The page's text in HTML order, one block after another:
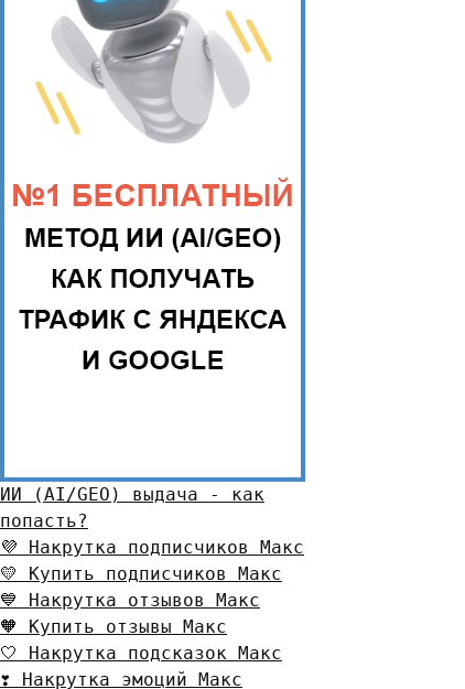
ИИ (AI/GEO) выдача - как
попасть?
💜 Накрутка подписчиков Макс
💛 Купить подписчиков Макс
💙 Накрутка отзывов Макс
🧡 Купить отзывы Макс
🤍 Накрутка подсказок Макс
❣️ Накрутка эмоций Макс